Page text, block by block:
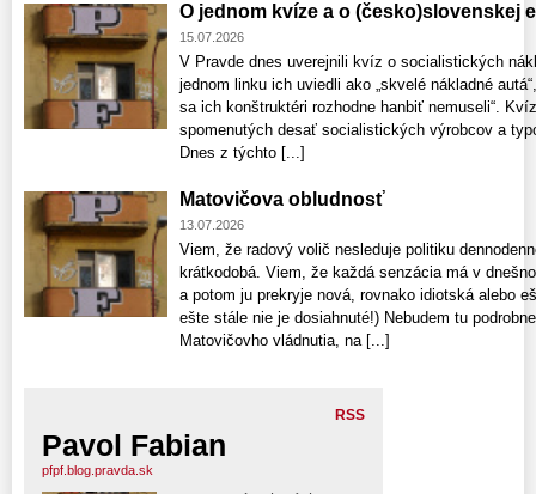
O jednom kvíze a o (česko)slovenskej
15.07.2026
V Pravde dnes uverejnili kvíz o socialistických
jednom linku ich uviedli ako „skvelé nákladné
sa ich konštruktéri rozhodne hanbiť nemuseli“.
spomenutých desať socialistických výrobcov a
Dnes z týchto [...]
Matovičova obludnosť
13.07.2026
Viem, že radový volič nesleduje politiku
krátkodobá. Viem, že každá senzácia má v
a potom ju prekryje nová, rovnako idiotská alebo
ešte stále nie je dosiahnuté!) Nebudem tu
Matovičovho vládnutia, na [...]
RSS
Pavol Fabian
pfpf.blog.pravda.sk